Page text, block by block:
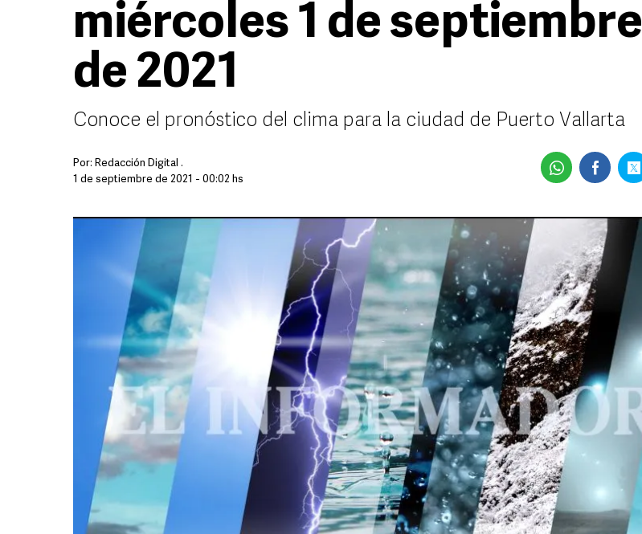
miércoles 1 de septiembre
de 2021
Conoce el pronóstico del clima para la ciudad de Puerto Vallarta
Por: Redacción Digital .
1 de septiembre de 2021 - 00:02 hs